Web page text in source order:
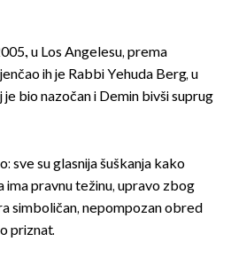
u Los Angelesu, prema
ih je Rabbi Yehuda Berg, u
bio nazočan i Demin bivši suprug
sve su glasnija šuškanja kako
ima pravnu težinu, upravo zbog
simboličan, nepompozan obred
priznat.